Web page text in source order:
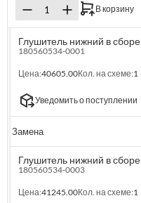
В корзину
Глушитель нижний в сборе
180560534-0001
Цена:40605.00Кол. на схеме:1
Уведомить о поступлении
Замена
Глушитель нижний в сборе
180560534-0003
Цена:41245.00Кол. на схеме:1